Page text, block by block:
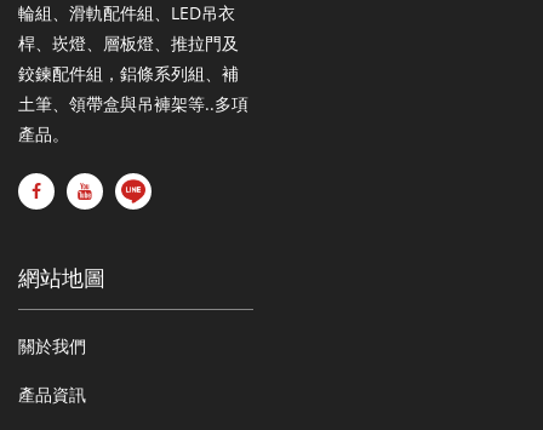
輪組、滑軌配件組、LED吊衣
桿、崁燈、層板燈、推拉門及
鉸鍊配件組，鋁條系列組、補
土筆、領帶盒與吊褲架等..多項
產品。
網站地圖
關於我們
產品資訊